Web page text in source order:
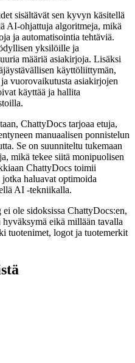
sisältävät sen kyvyn käsitellä
AI-ohjattuja algoritmeja, mikä
ja automatisointia tehtäviä.
yksilöille ja
määriä asiakirjoja. Lisäksi
käyttöliittymän,
vuorovaikutusta asiakirjojen
käyttää ja hallita
ChattyDocs tarjoaa etuja,
manuaalisen ponnistelun
Se on suunniteltu tukemaan
mikä tekee siitä monipuolisen
ChattyDocs toimii
haluavat optimoida
AI -tekniikalla.
ole sidoksissa ChattyDocs:en,
eikä millään tavalla
tuotenimet, logot ja tuotemerkit